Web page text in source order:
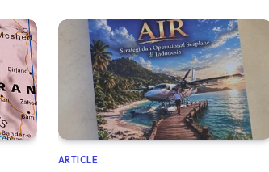
ARTICLE